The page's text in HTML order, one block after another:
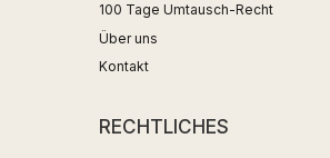
100 Tage Umtausch-Recht
Über uns
Kontakt
RECHTLICHES